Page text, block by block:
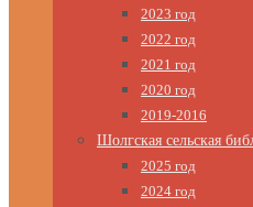
2023 год
2022 год
2021 год
2020 год
2019-2016
Шолгская сельская
2025 год
2024 год